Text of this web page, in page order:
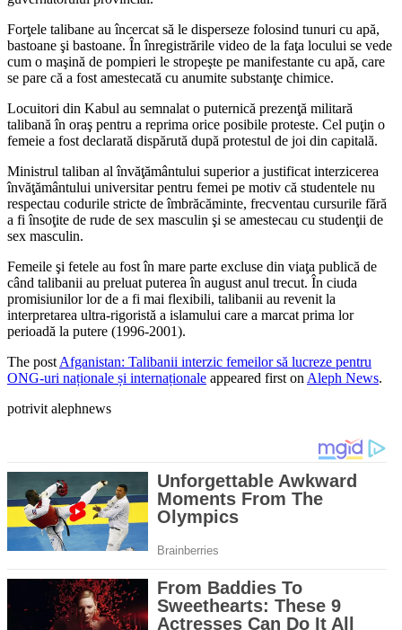
Forţele talibane au încercat să le disperseze folosind tunuri cu apă,
bastoane şi bastoane. În înregistrările video de la faţa locului se vede
cum o maşină de pompieri le stropeşte pe manifestante cu apă, care
se pare că a fost amestecată cu anumite substanţe chimice.
Locuitori din Kabul au semnalat o puternică prezenţă militară
talibană în oraş pentru a reprima orice posibile proteste. Cel puţin o
femeie a fost declarată dispărută după protestul de joi din capitală.
Ministrul taliban al învăţământului superior a justificat interzicerea
învăţământului universitar pentru femei pe motiv că studentele nu
respectau codurile stricte de îmbrăcăminte, frecventau cursurile fără
a fi însoţite de rude de sex masculin şi se amestecau cu studenţii de
sex masculin.
Femeile şi fetele au fost în mare parte excluse din viaţa publică de
când talibanii au preluat puterea în august anul trecut. În ciuda
promisiunilor lor de a fi mai flexibili, talibanii au revenit la
interpretarea ultra-rigoristă a islamului care a marcat prima lor
perioadă la putere (1996-2001).
The post Afganistan: Talibanii interzic femeilor să lucreze pentru
ONG-uri naționale și internaționale appeared first on Aleph News.
potrivit alephnews